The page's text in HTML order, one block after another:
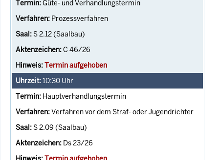
Güte- und Verhandlungstermin
Prozessverfahren
S 2.12 (Saalbau)
C 46/26
Termin aufgehoben
10:30 Uhr
Hauptverhandlungstermin
Verfahren vor dem Straf- oder Jugendrichter
S 2.09 (Saalbau)
Ds 23/26